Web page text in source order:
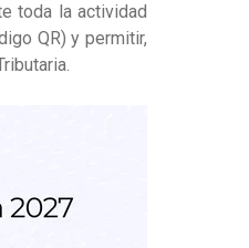
toda la actividad
QR) y permitir,